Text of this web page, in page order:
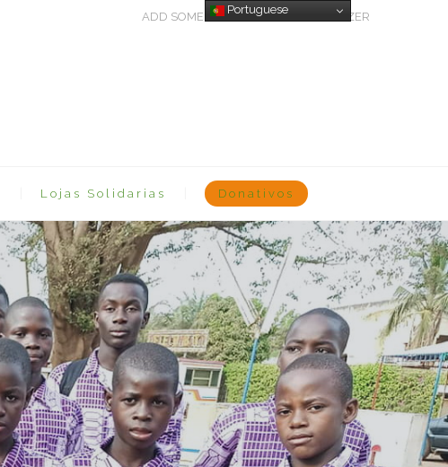
ADD SOME TEXT THROUGH CUSTOMIZER
Lojas Solidarias Donativos
Portuguese